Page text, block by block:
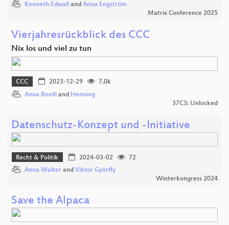
Kenneth Edwall and Anna Engström
Matrix Conference 2025
Vierjahresrückblick des CCC
Nix los und viel zu tun
CCC 2023-12-29
7.0k
Anna Biselli and Henning
37C3: Unlocked
Datenschutz-Konzept und -Initiative
Recht & Politik 2024-03-02
72
Anna Walter and Viktor Györffy
Winterkongress 2024
Save the Alpaca